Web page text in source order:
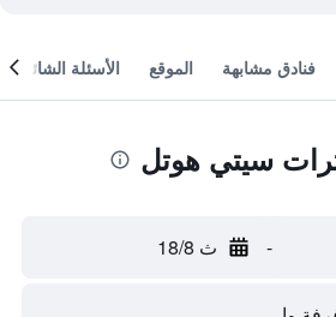
فنادق مشابهة الموقع الأسئلة الشائعة
سيتي هوتل
- ث 18/8